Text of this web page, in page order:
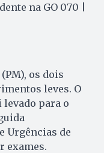
na GO 070 |
os dois
leves. O
para o
Urgências de
exames.